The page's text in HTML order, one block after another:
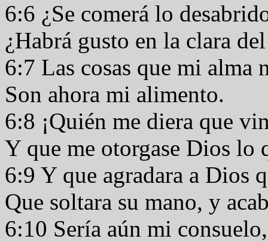
6:6 ¿Se comerá lo
¿Habrá gusto en la clara
6:7 Las cosas que mi alma
Son ahora mi alimento.
6:8 ¡Quién me diera que
Y que me otorgase Dios lo
6:9 Y que agradara a Dios
Que soltara su mano, y
6:10 Sería aún mi